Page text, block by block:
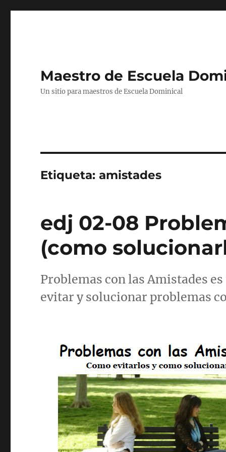
Maestro de Escuela
Un sitio para maestros de Escuela Dominical
Etiqueta:amistades
edj 02-08
(como
Problemas con las Amistades
evitar y solucionar problemas